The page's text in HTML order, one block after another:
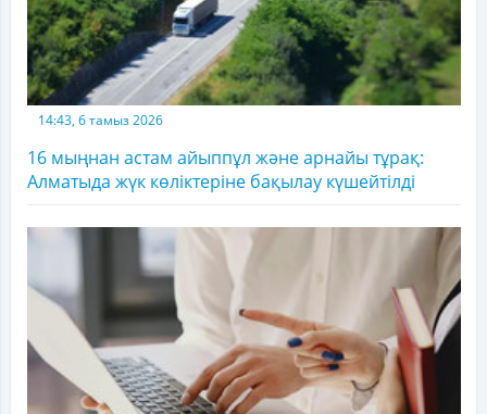
14:43, 6 тамыз 2026
16 мыңнан астам айыппұл және арнайы тұрақ:
Алматыда жүк көліктеріне бақылау күшейтілді